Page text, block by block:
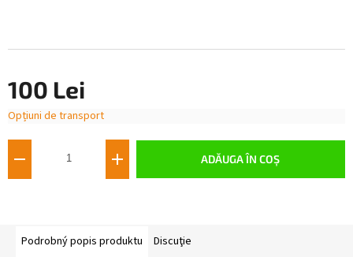
100 Lei
Evaluare
Opțiuni de transport
ADĂUGA ÎN COŞ
Podrobný popis produktu Discuţie